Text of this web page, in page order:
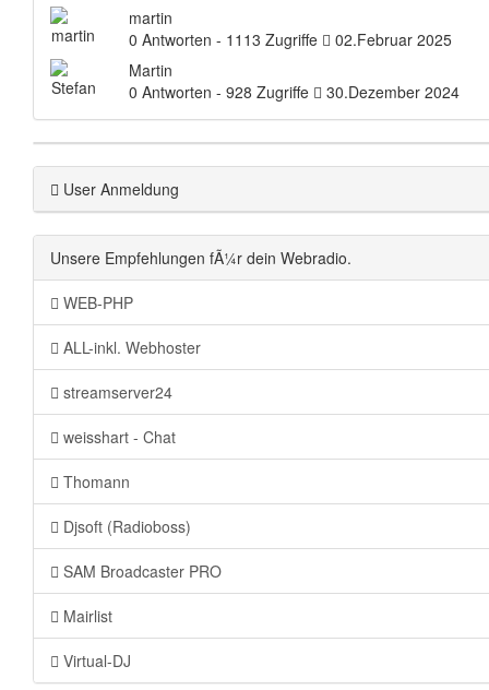
martin
0 Antworten - 1113 Zugriffe
02.Februar 2025
Martin
0 Antworten - 928 Zugriffe
30.Dezember 2024
User Anmeldung
Unsere Empfehlungen fÃ¼r dein Webradio.
WEB-PHP
ALL-inkl. Webhoster
streamserver24
weisshart - Chat
Thomann
Djsoft (Radioboss)
SAM Broadcaster PRO
Mairlist
Virtual-DJ